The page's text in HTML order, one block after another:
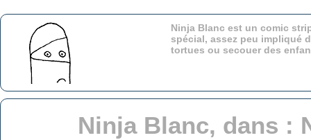
Ninja Blanc est un comic
spécial, assez peu impliqué
tortues ou secouer des
Ninja Blanc, dans :